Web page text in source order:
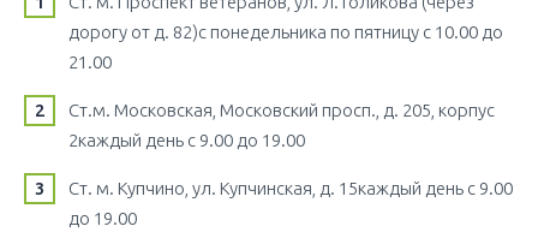
дорогу от д. 82)с понедельника по пятницу с 10.00 до
21.00
Ст.м. Московская, Московский просп., д. 205, корпус
2каждый день с 9.00 до 19.00
Ст. м. Купчино, ул. Купчинская, д. 15каждый день с 9.00
до 19.00